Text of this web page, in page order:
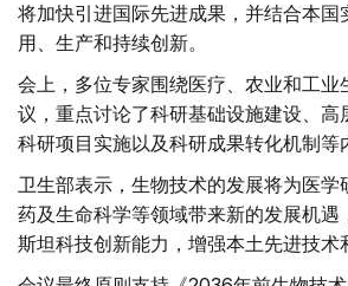
将加快引进国际先进成果，并结合本国
用、生产和持续创新。
会上，多位专家围绕医疗、农业和工业
议，重点讨论了科研基础设施建设、高
科研项目实施以及科研成果转化机制等
卫生部表示，生物技术的发展将为医学
药及生命科学等领域带来新的发展机遇
斯坦科技创新能力，增强本土先进技术